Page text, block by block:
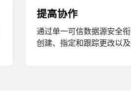
提高协作
通过单一可信数据源安全
创建、指定和跟踪更改以及